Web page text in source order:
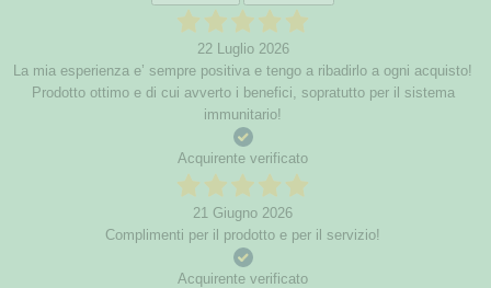
22 Luglio 2026
La mia esperienza e’ sempre positiva e tengo a ribadirlo a ogni acquisto!
Prodotto ottimo e di cui avverto i benefici, sopratutto per il sistema
immunitario!
Acquirente verificato
21 Giugno 2026
Complimenti per il prodotto e per il servizio!
Acquirente verificato